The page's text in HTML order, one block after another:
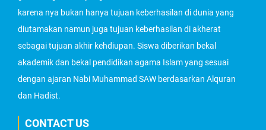
karena nya bukan hanya tujuan keberhasilan di dunia yang
diutamakan namun juga tujuan keberhasilan di akherat
sebagai tujuan akhir kehdiupan. Siswa diberikan bekal
akademik dan bekal pendidikan agama Islam yang sesuai
dengan ajaran Nabi Muhammad SAW berdasarkan Alquran
dan Hadist.
CONTACT US